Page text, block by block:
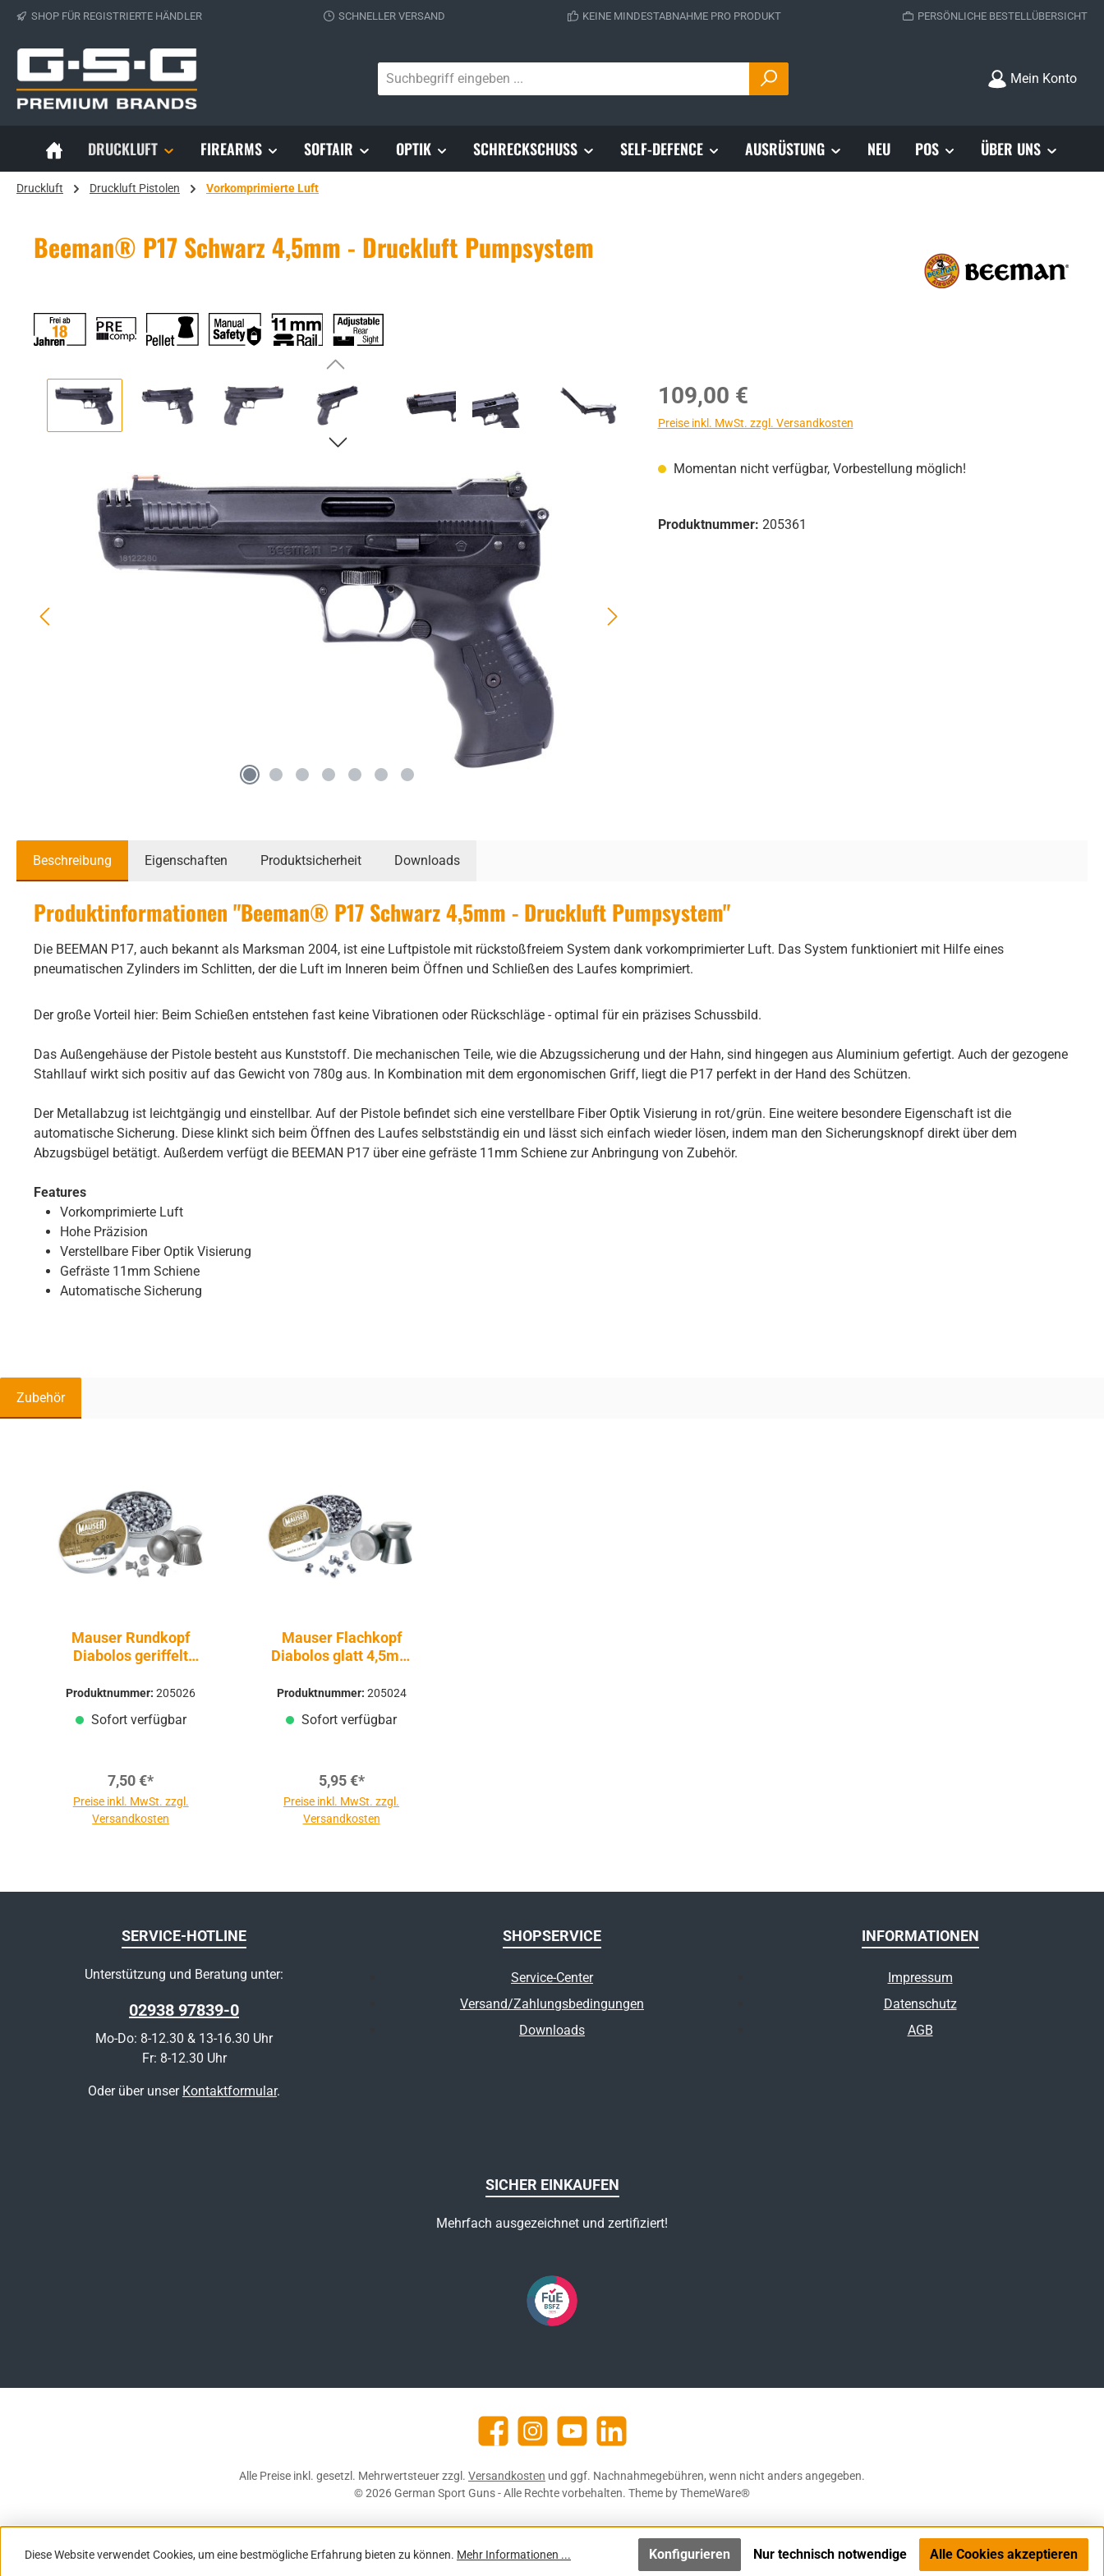
Hauptinhalt springen
Zur Suche springen
Zur Hauptnavigation springen
SHOP FÜR REGISTRIERTE HÄNDLER SCHNELLER VERSAND KEINE MINDESTABNAHME PRO PRODUKT PERSÖNLICHE BESTELLÜBERSICHT
Mein Konto
DRUCKLUFT FIREARMS SOFTAIR OPTIK SCHRECKSCHUSS SELF-DEFENCE AUSRÜSTUNG NEU POS ÜBER UNS
Druckluft Druckluft Pistolen Vorkomprimierte Luft
Beeman® P17 Schwarz 4,5mm - Druckluft Pumpsystem
Bildergalerie überspringen Regulärer Preis:
109,00 €
Preise inkl. MwSt. zzgl. Versandkosten
Momentan nicht verfügbar, Vorbestellung möglich!
Produktnummer: 205361
Beschreibung Eigenschaften Produktsicherheit Downloads
Produktinformationen "Beeman® P17 Schwarz 4,5mm - Druckluft Pumpsystem"
Die BEEMAN P17, auch bekannt als Marksman 2004, ist eine Luftpistole mit rückstoßfreiem System dank vorkomprimierter Luft. Das System funktioniert mit Hilfe eines
pneumatischen Zylinders im Schlitten, der die Luft im Inneren beim Öffnen und Schließen des Laufes komprimiert.
Der große Vorteil hier: Beim Schießen entstehen fast keine Vibrationen oder Rückschläge - optimal für ein präzises Schussbild.
Das Außengehäuse der Pistole besteht aus Kunststoff. Die mechanischen Teile, wie die Abzugssicherung und der Hahn, sind hingegen aus Aluminium gefertigt. Auch der gezogene
Stahllauf wirkt sich positiv auf das Gewicht von 780g aus. In Kombination mit dem ergonomischen Griff, liegt die P17 perfekt in der Hand des Schützen.
Der Metallabzug ist leichtgängig und einstellbar. Auf der Pistole befindet sich eine verstellbare Fiber Optik Visierung in rot/grün. Eine weitere besondere Eigenschaft ist die
automatische Sicherung. Diese klinkt sich beim Öffnen des Laufes selbstständig ein und lässt sich einfach wieder lösen, indem man den Sicherungsknopf direkt über dem
Abzugsbügel betätigt. Außerdem verfügt die BEEMAN P17 über eine gefräste 11mm Schiene zur Anbringung von Zubehör.
Features
Vorkomprimierte Luft
Hohe Präzision
Verstellbare Fiber Optik Visierung
Gefräste 11mm Schiene
Automatische Sicherung
Zubehör
Mauser Rundkopf
Diabolos geriffelt
Produktnummer:205026
Sofort verfügbar
7,50 €*
Preise inkl. MwSt. zzgl.
Versandkosten
Mauser Flachkopf
Diabolos glatt 4,5mm
Produktnummer: 205024
Sofort verfügbar
5,95 €*
Preise inkl. MwSt. zzgl.
Versandkosten
SERVICE-HOTLINE
Unterstützung und Beratung unter:
02938 97839-0
Mo-Do: 8-12.30 & 13-16.30 Uhr
Fr: 8-12.30 Uhr
Oder über unser Kontaktformular.
SHOPSERVICE
Service-Center
Versand/Zahlungsbedingungen
Downloads
INFORMATIONEN
Impressum
Datenschutz
AGB
SICHER EINKAUFEN
Mehrfach ausgezeichnet und zertifiziert!
FacebookInstagramYouTube
Alle Preise inkl. gesetzl. Mehrwertsteuer zzgl. Versandkosten und ggf. Nachnahmegebühren, wenn nicht anders angegeben.
© 2026 German Sport Guns - Alle Rechte vorbehalten. Theme byThemeWare®
Diese Website verwendet Cookies, um eine bestmögliche Erfahrung bieten zu können. Mehr Informationen ... Nur technisch notwendige
Konfigurieren Alle Cookies akzeptieren